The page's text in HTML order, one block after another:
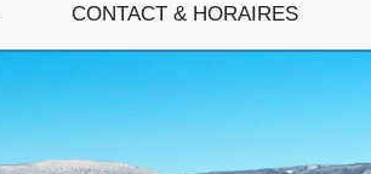
CONTACT & HORAIRES